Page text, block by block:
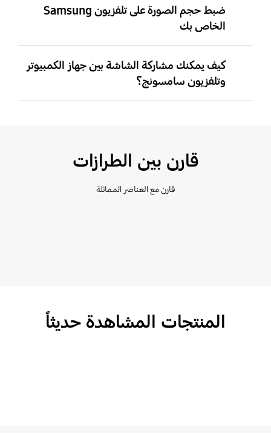
ضبط حجم الصورة على تلفزيون Samsung
الخاص بك
كيف يمكنك مشاركة الشاشة بين جهاز الكمبيوتر
وتلفزيون سامسونج؟
قارن بين الطرازات
قارن مع العناصر المماثلة
المنتجات المشاهدة حديثاً